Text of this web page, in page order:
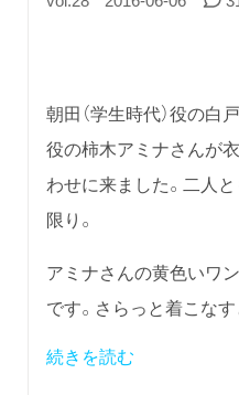
朝田（学生時代）役の白
役の柿木アミナさんが
わせに来ました。二人
限り。
アミナさんの黄色いワ
です。さらっと着こな
続きを読む